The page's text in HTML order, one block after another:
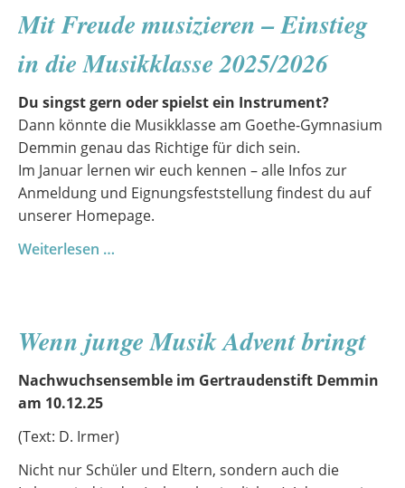
im
2025
Mit Freude musizieren – Einstieg
in die Musikklasse 2025/2026
Du singst gern oder spielst ein Instrument?
Dann könnte die Musikklasse am Goethe-Gymnasium
Demmin genau das Richtige für dich sein.
Im Januar lernen wir euch kennen – alle Infos zur
Anmeldung und Eignungsfeststellung findest du auf
unserer Homepage.
Weiterlesen …
Einstieg
in
die
2025/2026
Wenn junge Musik Advent bringt
Nachwuchsensemble im Gertraudenstift Demmin
am 10.12.25
(Text: D. Irmer)
Nicht nur Schüler und Eltern, sondern auch die